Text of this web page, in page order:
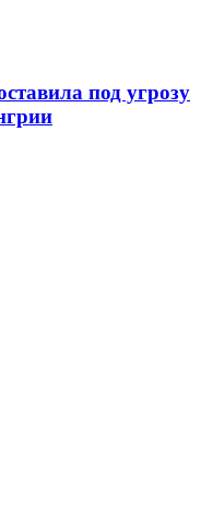
под угрозу